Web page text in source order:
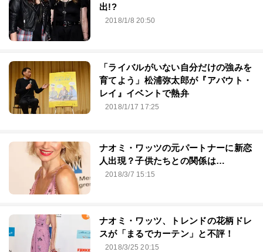
出!?
2018/1/8 20:50
「ライバルがいない自分だけの強みを
育てよう」松浦弥太郎が『アバウト・
レイ』イベントで熱弁
2018/1/17 17:25
ナオミ・ワッツの元パートナーに新恋
人出現？子供たちとの関係は…
2018/3/7 15:15
ナオミ・ワッツ、トレンドの花柄ドレ
スが「まるでカーテン」と不評！
2018/3/25 20:15